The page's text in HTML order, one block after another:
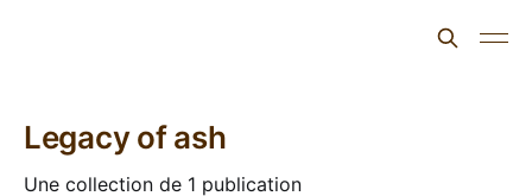
Legacy of ash
Une collection de 1 publication